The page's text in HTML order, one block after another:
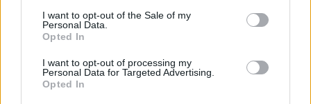
I want to opt-out of the Sale of my
Personal Data.
Opted In
I want to opt-out of processing my
Personal Data for Targeted Advertising.
Opted In